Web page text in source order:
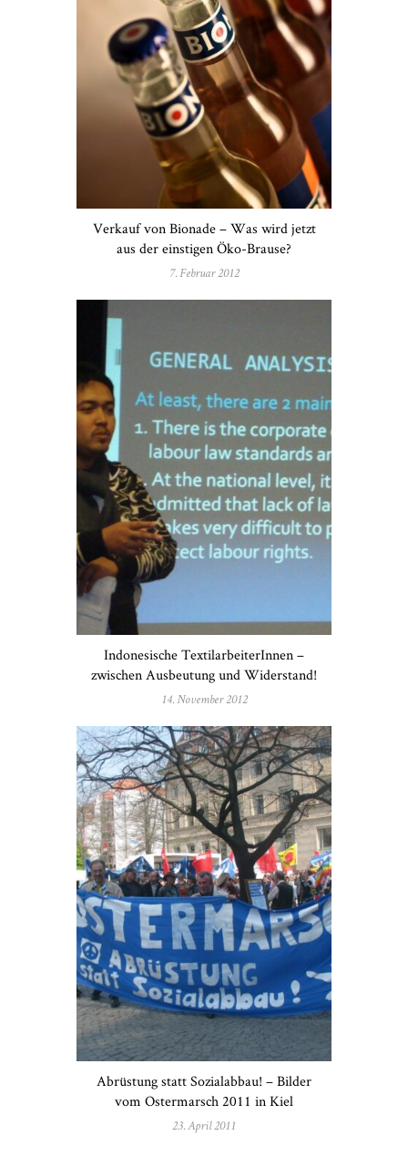
Verkauf von Bionade – Was wird jetzt
aus der einstigen Öko-Brause?
7. Februar 2012
Indonesische TextilarbeiterInnen –
zwischen Ausbeutung und Widerstand!
14. November 2012
Abrüstung statt Sozialabbau! – Bilder
vom Ostermarsch 2011 in Kiel
23. April 2011